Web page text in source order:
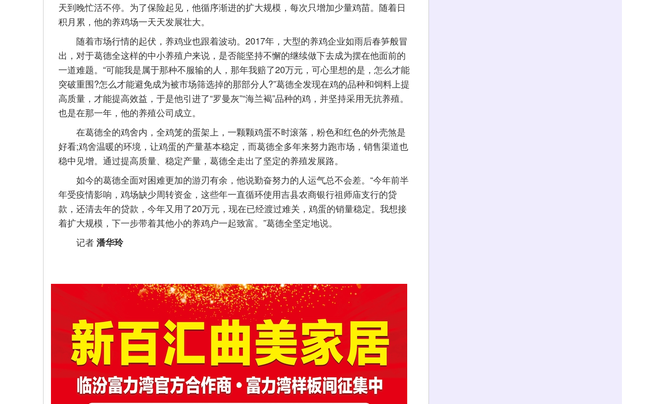
天到晚忙活不停。为了保险起见，他循序渐进的扩大规模，每次只增加少量鸡苗。随着日
积月累，他的养鸡场一天天发展壮大。
随着市场行情的起伏，养鸡业也跟着波动。2017年，大型的养鸡企业如雨后春笋般冒
出，对于葛德全这样的中小养殖户来说，是否能坚持不懈的继续做下去成为摆在他面前的
一道难题。“可能我是属于那种不服输的人，那年我赔了20万元，可心里想的是，怎么才能
突破重围?怎么才能避免成为被市场筛选掉的那部分人?”葛德全发现在鸡的品种和饲料上提
高质量，才能提高效益，于是他引进了“罗曼灰”“海兰褐”品种的鸡，并坚持采用无抗养殖。
也是在那一年，他的养殖公司成立。
在葛德全的鸡舍内，全鸡笼的蛋架上，一颗颗鸡蛋不时滚落，粉色和红色的外壳煞是
好看;鸡舍温暖的环境，让鸡蛋的产量基本稳定，而葛德全多年来努力跑市场，销售渠道也
稳中见增。通过提高质量、稳定产量，葛德全走出了坚定的养殖发展路。
如今的葛德全面对困难更加的游刃有余，他说勤奋努力的人运气总不会差。“今年前半
年受疫情影响，鸡场缺少周转资金，这些年一直循环使用吉县农商银行祖师庙支行的贷
款，还清去年的贷款，今年又用了20万元，现在已经渡过难关，鸡蛋的销量稳定。我想接
着扩大规模，下一步带着其他小的养鸡户一起致富。”葛德全坚定地说。
记者潘华玲